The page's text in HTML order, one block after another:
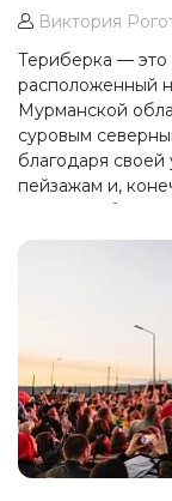
Виктория
Териберка —
расположенный
Мурманской
суровым
благодаря
пейзажам и,
связаны с